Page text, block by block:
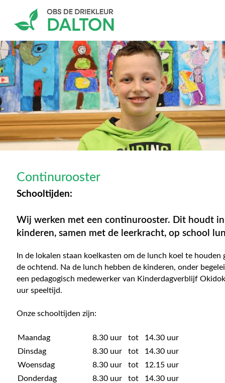
Continurooster
Schooltijden:
Wij werken met een continurooster. Dit houdt
kinderen, samen met de leerkracht, op school
In de lokalen staan koelkasten om de lunch koel te houden
de ochtend. Na de lunch hebben de kinderen, onder
een pedagogisch medewerker van Kinderdagverblijf
uur speeltijd.
Onze schooltijden zijn:
Maandag 8.30 uur tot
14.30 uur
Dinsdag
8.30 uur tot
14.30 uur
Woensdag
8.30 uur tot
12.15 uur
Donderdag
8.30 uur tot
14.30 uur